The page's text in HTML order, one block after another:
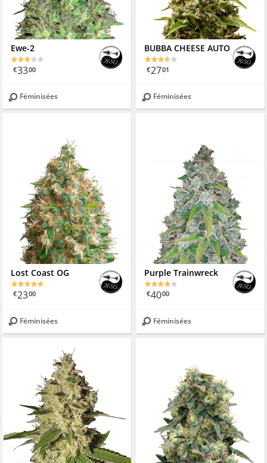
Ewe-2
€3300
Féminisées
BUBBA CHEESE AUTO
€2701
Féminisées
Lost Coast OG
€2300
Féminisées
Purple Trainwreck
€4000
Féminisées